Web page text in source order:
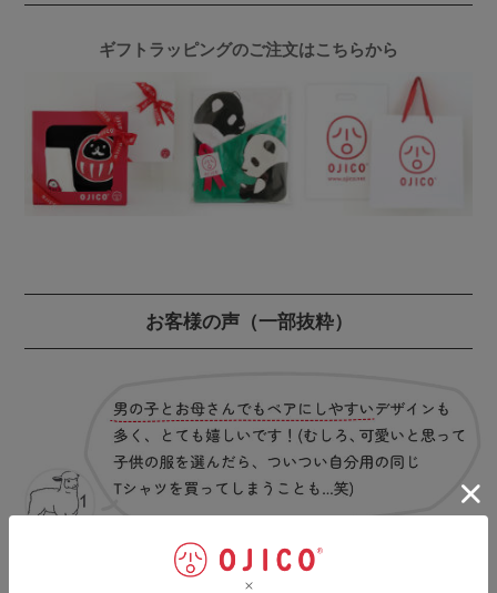
ギフトラッピングのご注文はこちらから
お客様の声（一部抜粋）